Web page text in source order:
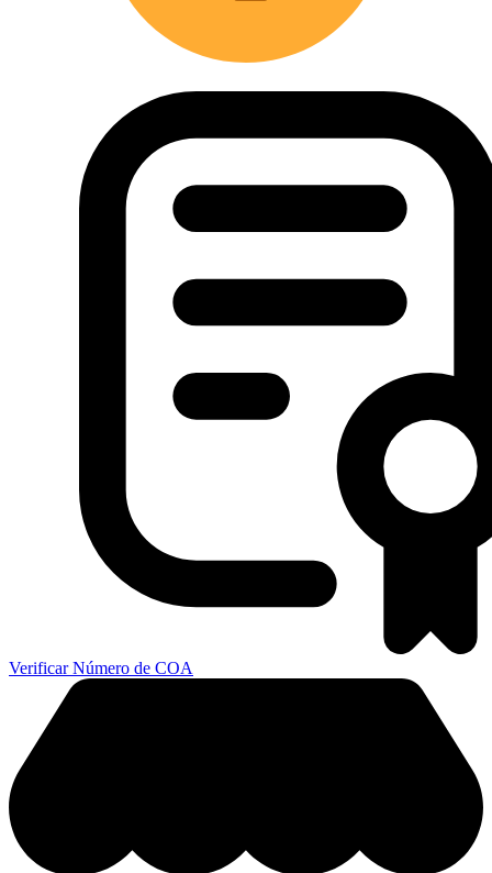
Verificar Número de COA